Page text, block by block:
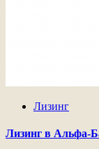
Лизинг
Лизинг в Альфа-